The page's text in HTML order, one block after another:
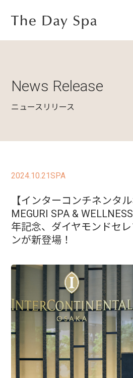
News Release
ニュースリリース
2024.10.21SPA
【インターコンチネンタ
MEGURI SPA &
年記念、ダイヤモンドセ
ンが新登場！